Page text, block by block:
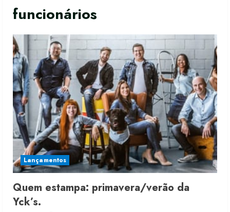
funcionários
Lançamentos
Quem estampa: primavera/verão da
Yck’s.